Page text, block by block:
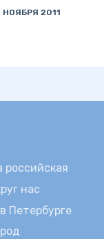
НОЯБРЯ 2011
нас
Петербурге